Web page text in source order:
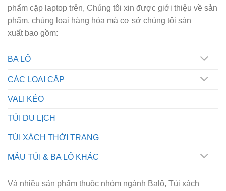
phẩm cặp laptop trên, Chúng tôi xin được giới thiệu về sản
phẩm, chủng loại hàng hóa mà cơ sở chúng tôi sản
xuất bao gồm:
BA LÔ
CÁC LOẠI CẶP
VALI KÉO
TÚI DU LỊCH
TÚI XÁCH THỜI TRANG
MẪU TÚI & BA LÔ KHÁC
Và nhiều sản phẩm thuộc nhóm ngành Balô, Túi xách